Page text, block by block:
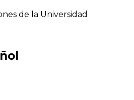
de la Universidad